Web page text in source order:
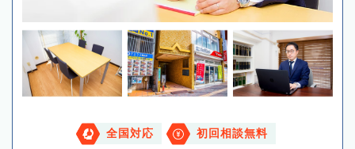
全国対応 初回相談無料